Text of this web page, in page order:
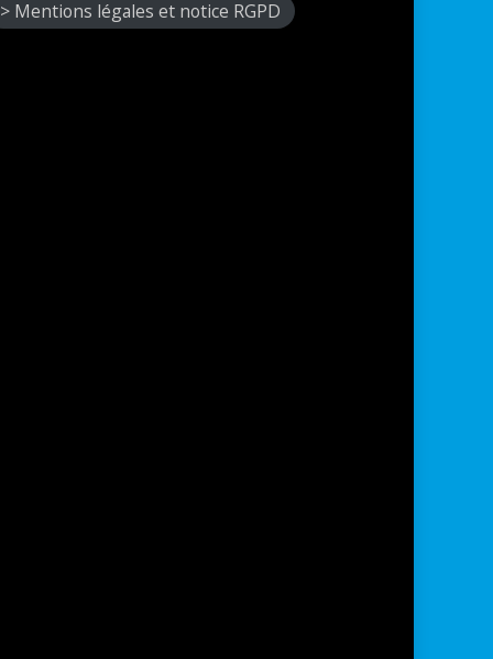
> Mentions légales et notice RGPD